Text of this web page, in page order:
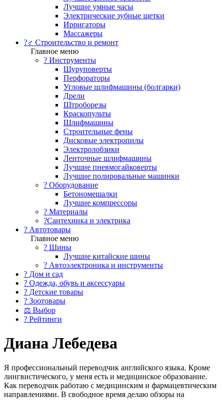
Лучшие умные часы
Электрические зубные щетки
Ирригаторы
Массажеры
?‍♂️ Строительство и ремонт
Главное меню
?️ Инструменты
Шуруповерты
Перфораторы
Угловые шлифмашины (болгарки)
Дрели
Штроборезы
Краскопульты
Шлифмашины
Строительные фены
Дисковые электропилы
Электролобзики
Ленточные шлифмашины
Лучшие пневмогайковерты
Лучшие полировальные машинки
?️ Оборудование
Бетономешалки
Лучшие компрессоры
? Материалы
?Сантехника и электрика
? Автотовары
Главное меню
? Шины
Лучшие китайские шины
? Автоэлектроника и инструменты
? Дом и сад
? Одежда, обувь и аксессуары
? Детские товары
? Зоотовары
⚖ Выбор
? Рейтинги
Диана Лебедева
Я профессиональный переводчик английского языка. Кроме
лингвистического, у меня есть и медицинское образование.
Как переводчик работаю с медицинским и фармацевтическим
направлениями. В свободное время делаю обзоры на